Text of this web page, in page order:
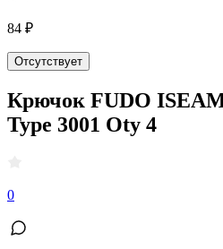
84 ₽
Отсутствует
Крючок FUDO
Type 3001 Oty 4
0